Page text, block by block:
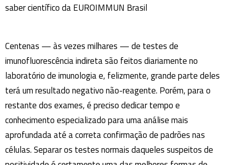
saber científico da EUROIMMUN Brasil
Centenas — às vezes milhares — de testes de
imunofluorescência indireta são feitos diariamente no
laboratório de imunologia e, felizmente, grande parte deles
terá um resultado negativo não-reagente. Porém, para o
restante dos exames, é preciso dedicar tempo e
conhecimento especializado para uma análise mais
aprofundada até a correta confirmação de padrões nas
células. Separar os testes normais daqueles suspeitos de